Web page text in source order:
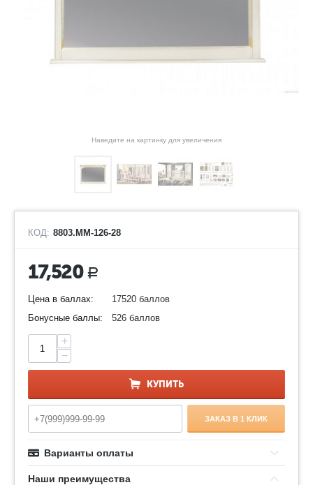
Наведите на картинку для увеличения
КОД: 8803.ММ-126-28
17,520 Р
Цена в баллах:
17520 баллов
Бонусные баллы:
526 баллов
+
−
КУПИТЬ
ЗАКАЗ В 1 КЛИК
Варианты оплаты
Наши преимущества